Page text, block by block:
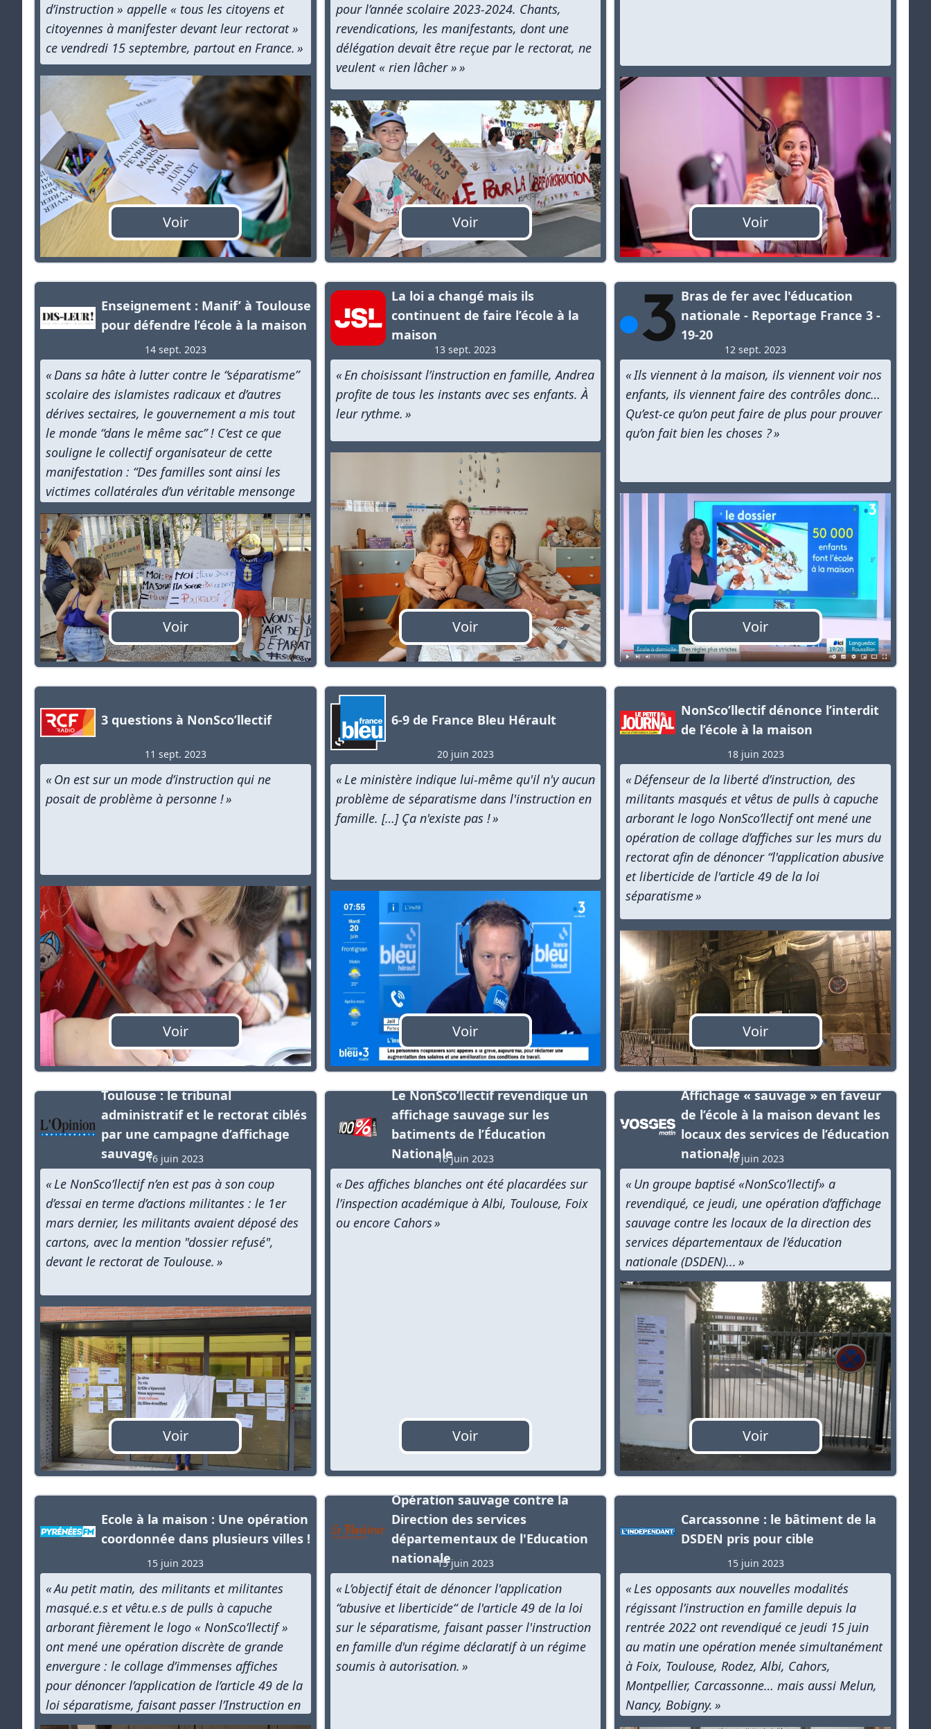
d’instruction » appelle « tous les citoyens et
citoyennes à manifester devant leur rectorat »
ce vendredi 15 septembre, partout en France. »
Voir
pour l’année scolaire 2023-2024. Chants,
revendications, les manifestants, dont une
délégation devait être reçue par le rectorat, ne
veulent « rien lâcher » »
Voir Voir
Enseignement : Manif’ à Toulouse
pour défendre l’école à la maison
14 sept. 2023
« Dans sa hâte à lutter contre le “séparatisme”
scolaire des islamistes radicaux et d’autres
dérives sectaires, le gouvernement a mis tout
le monde “dans le même sac” ! C’est ce que
souligne le collectif organisateur de cette
manifestation : “Des familles sont ainsi les
victimes collatérales d’un véritable mensonge
d’état !” »
Voir
La loi a changé mais ils
continuent de faire l’école à la
maison
13 sept. 2023
« En choisissant l’instruction en famille, Andrea
profite de tous les instants avec ses enfants. À
leur rythme. »
Voir
Bras de fer avec l'éducation
nationale - Reportage France 3 -
19-20
12 sept. 2023
« Ils viennent à la maison, ils viennent voir nos
enfants, ils viennent faire des contrôles donc…
Qu’est-ce qu’on peut faire de plus pour prouver
qu’on fait bien les choses ? »
Voir
3 questions à NonSco’llectif
11 sept. 2023
« On est sur un mode d’instruction qui ne
posait de problème à personne ! »
Voir
6-9 de France Bleu Hérault
20 juin 2023
« Le ministère indique lui-même qu'il n'y aucun
problème de séparatisme dans l'instruction en
famille. […] Ça n'existe pas ! »
Voir
NonSco’llectif dénonce l’interdit
de l’école à la maison
18 juin 2023
« Défenseur de la liberté d’instruction, des
militants masqués et vêtus de pulls à capuche
arborant le logo NonSco’llectif ont mené une
opération de collage d’affiches sur les murs du
rectorat afin de dénoncer “l'application abusive
et liberticide de l'article 49 de la loi
séparatisme »
Voir
Toulouse : le tribunal
administratif et le rectorat ciblés
par une campagne d’affichage
sauvage16 juin 2023
« Le NonSco’llectif n’en est pas à son coup
d’essai en terme d’actions militantes : le 1er
mars dernier, les militants avaient déposé des
cartons, avec la mention "dossier refusé",
devant le rectorat de Toulouse. »
Voir
Le NonSco’llectif revendique un
affichage sauvage sur les
batiments de l’Éducation
Nationale16 juin 2023
« Des affiches blanches ont été placardées sur
l’inspection académique à Albi, Toulouse, Foix
ou encore Cahors »
Voir
Affichage « sauvage » en faveur
de l’école à la maison devant les
locaux des services de l’éducation
nationale16 juin 2023
« Un groupe baptisé «NonSco’llectif» a
revendiqué, ce jeudi, une opération d’affichage
sauvage contre les locaux de la direction des
services départementaux de l’éducation
nationale (DSDEN)... »
Voir
Ecole à la maison : Une opération
coordonnée dans plusieurs villes !
15 juin 2023
« Au petit matin, des militants et militantes
masqué.e.s et vêtu.e.s de pulls à capuche
arborant fièrement le logo « NonSco’llectif »
ont mené une opération discrète de grande
envergure : le collage d’immenses affiches
pour dénoncer l’application de l’article 49 de la
loi séparatisme, faisant passer l’Instruction en
famille d’un régime déclaratif à un régime
Opération sauvage contre la
Direction des services
départementaux de l'Education
nationale15 juin 2023
« L’objectif était de dénoncer l'application
“abusive et liberticide“ de l'article 49 de la loi
sur le séparatisme, faisant passer l'instruction
en famille d'un régime déclaratif à un régime
soumis à autorisation. »
Carcassonne : le bâtiment de la
DSDEN pris pour cible
15 juin 2023
« Les opposants aux nouvelles modalités
régissant l’instruction en famille depuis la
rentrée 2022 ont revendiqué ce jeudi 15 juin
au matin une opération menée simultanément
à Foix, Toulouse, Rodez, Albi, Cahors,
Montpellier, Carcassonne… mais aussi Melun,
Nancy, Bobigny. »